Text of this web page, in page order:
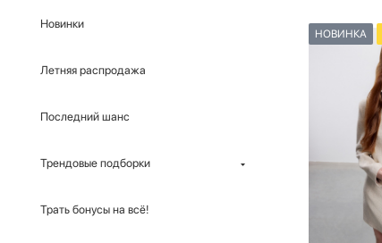
НОВИНКА
Новинки
Летняя распродажа
Последний шанс
Трендовые подборки
Трать бонусы на всё!